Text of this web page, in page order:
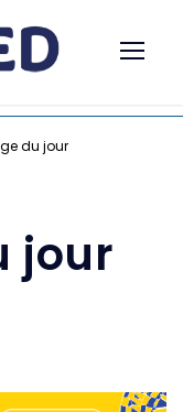
du jour
jour